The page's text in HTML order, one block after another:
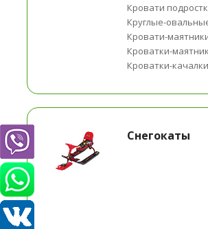
Кровати
Круглые-
Кровати-
Кроватки-
Кроватки-качалки
Снегокаты